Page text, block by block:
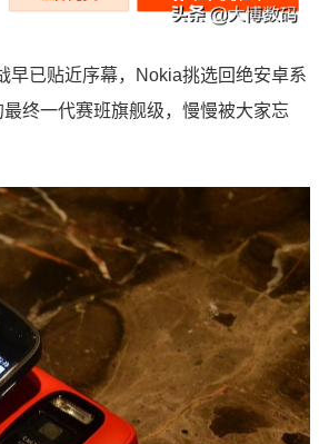
早已贴近序幕，Nokia挑选回绝安卓系
终一代赛班旗舰级，慢慢被大家忘